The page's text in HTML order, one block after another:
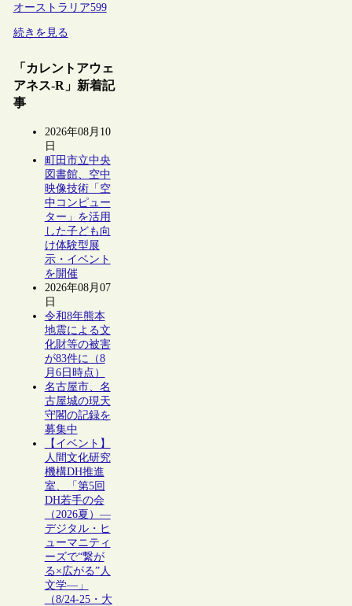
オーストラリア599
続きを見る
「カレントアウェ
アネス-R」新着記
事
2026年08月10
日
町田市立中央
図書館、空中
映像技術「空
中コンピュー
ター」を活用
した子ども向
け体験型展
示・イベント
を開催
2026年08月07
日
令和8年熊本
地震による文
化財等の被害
が83件に（8
月6日時点）
名古屋市、名
古屋城の現天
守閣の記録を
募集中
【イベント】
人間文化研究
機構DH推進
室、「第5回
DH若手の会
（2026夏）―
デジタル・ヒ
ューマニティ
ーズで“繋が
る×広がる”人
文学―」
（8/24-25・大